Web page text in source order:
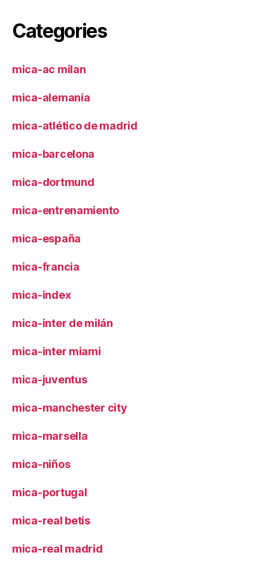
Categories
mica-ac milan
mica-alemania
mica-atlético de madrid
mica-barcelona
mica-dortmund
mica-entrenamiento
mica-españa
mica-francia
mica-index
mica-inter de milán
mica-inter miami
mica-juventus
mica-manchester city
mica-marsella
mica-niños
mica-portugal
mica-real betis
mica-real madrid